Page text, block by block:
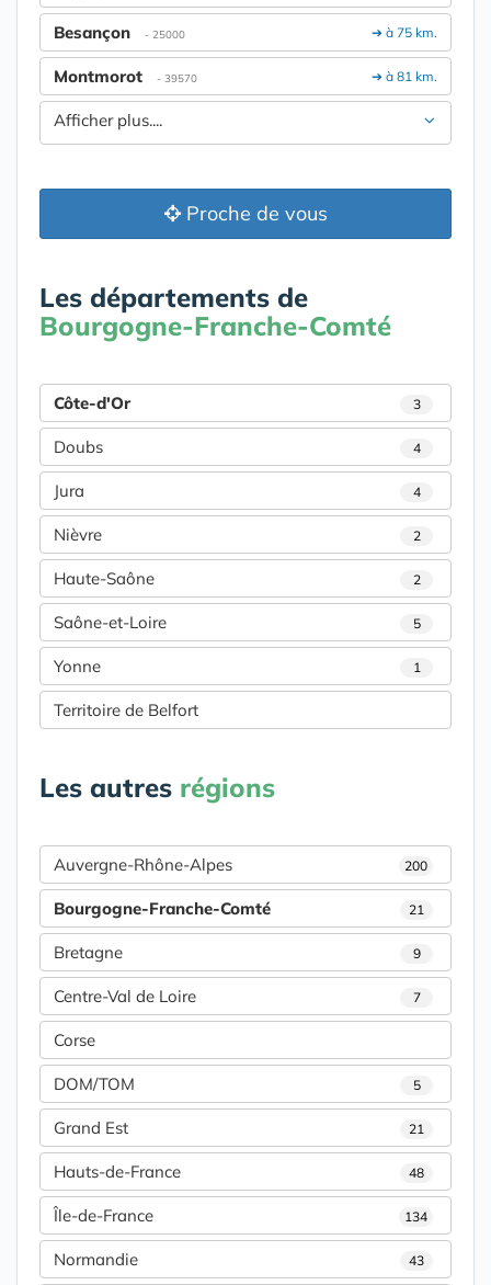
➔ à 75 km.
Besançon - 25000
➔ à 81 km.
Montmorot - 39570
Afficher plus....
Proche de vous
Les départements de
Bourgogne-Franche-Comté
Côte-d'Or 3
Doubs 4
Jura 4
Nièvre 2
Haute-Saône 2
Saône-et-Loire 5
Yonne 1
Territoire de Belfort
Les autres régions
Auvergne-Rhône-Alpes 200
Bourgogne-Franche-Comté 21
Bretagne 9
Centre-Val de Loire 7
Corse
DOM/TOM 5
Grand Est 21
Hauts-de-France 48
Île-de-France 134
Normandie 43